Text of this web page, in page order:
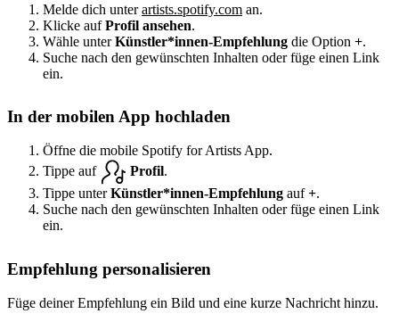
Melde dich unterartists.spotify.com an.
Klicke aufProfil ansehen.
Wähle unterKünstler*innen-Empfehlung die Option +.
Suche nach den gewünschten Inhalten oder füge einen Link
ein.
In der mobilen App hochladen
Öffne die mobile Spotify for Artists App.
Tippe auf
Profil.
Tippe unterKünstler*innen-Empfehlung auf+.
Suche nach den gewünschten Inhalten oder füge einen Link
ein.
Empfehlung personalisieren
Füge deiner Empfehlung ein Bild und eine kurze Nachricht hinzu.